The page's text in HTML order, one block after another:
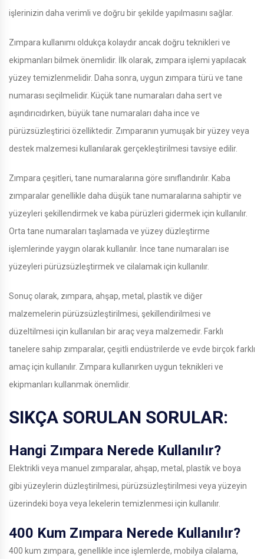
işlerinizin daha verimli ve doğru bir şekilde yapılmasını sağlar.
Zımpara kullanımı oldukça kolaydır ancak doğru teknikleri ve
ekipmanları bilmek önemlidir. İlk olarak, zımpara işlemi yapılacak
yüzey temizlenmelidir. Daha sonra, uygun zımpara türü ve tane
numarası seçilmelidir. Küçük tane numaraları daha sert ve
aşındırıcıdırken, büyük tane numaraları daha ince ve
pürüzsüzleştirici özelliktedir. Zımparanın yumuşak bir yüzey veya
destek malzemesi kullanılarak gerçekleştirilmesi tavsiye edilir.
Zımpara çeşitleri, tane numaralarına göre sınıflandırılır. Kaba
zımparalar genellikle daha düşük tane numaralarına sahiptir ve
yüzeyleri şekillendirmek ve kaba pürüzleri gidermek için kullanılır.
Orta tane numaraları taşlamada ve yüzey düzleştirme
işlemlerinde yaygın olarak kullanılır. İnce tane numaraları ise
yüzeyleri pürüzsüzleştirmek ve cilalamak için kullanılır.
Sonuç olarak, zımpara, ahşap, metal, plastik ve diğer
malzemelerin pürüzsüzleştirilmesi, şekillendirilmesi ve
düzeltilmesi için kullanılan bir araç veya malzemedir. Farklı
tanelere sahip zımparalar, çeşitli endüstrilerde ve evde birçok farklı
amaç için kullanılır. Zımpara kullanırken uygun teknikleri ve
ekipmanları kullanmak önemlidir.
SIKÇA SORULAN SORULAR:
Hangi Zımpara Nerede Kullanılır?
Elektrikli veya manuel zımparalar, ahşap, metal, plastik ve boya
gibi yüzeylerin düzleştirilmesi, pürüzsüzleştirilmesi veya yüzeyin
üzerindeki boya veya lekelerin temizlenmesi için kullanılır.
400 Kum Zımpara Nerede Kullanılır?
400 kum zımpara, genellikle ince işlemlerde, mobilya cilalama,